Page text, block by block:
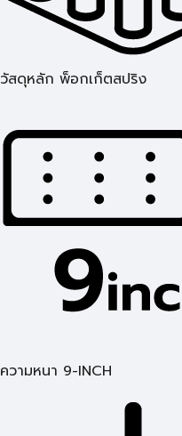
วัสดุหลัก พ็อกเก็ตสปริง
ความหนา 9-INCH